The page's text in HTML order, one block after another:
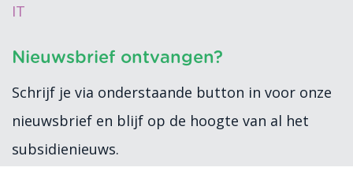
IT
Nieuwsbrief ontvangen?
Schrijf je via onderstaande button in voor onze
nieuwsbrief en blijf op de hoogte van al het
subsidienieuws.